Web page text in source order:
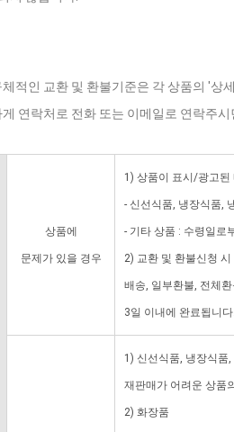
적인 교환 및 환불기준은 각 상품의 '상
연락처로 전화 또는 이메일로 연락주
상품에
문제가 있을 경우
1) 상품이 표시/광고된
- 신선식품, 냉장식품,
- 기타 상품 : 수령일로
2) 교환 및 환불신청
배송, 일부환불, 전체
3일 이내에 완료됩니
1) 신선식품, 냉장식품
재판매가 어려운 상품
2) 화장품